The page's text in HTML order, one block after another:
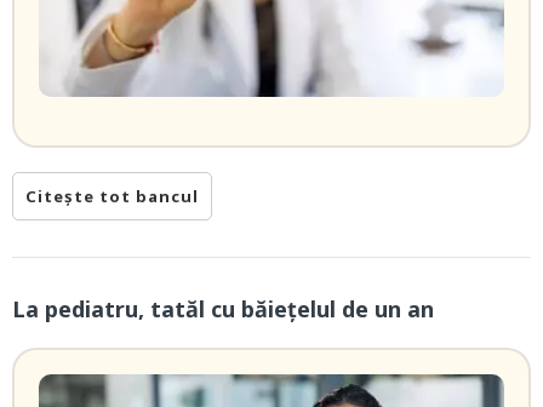
Citește tot bancul
La pediatru, tatăl cu băieţelul de un an